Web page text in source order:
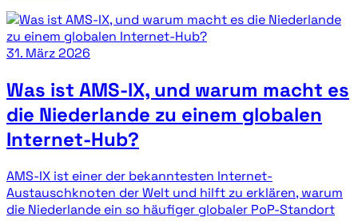
31. März 2026
Was ist AMS-IX, und warum macht es
die Niederlande zu einem globalen
Internet-Hub?
AMS-IX ist einer der bekanntesten Internet-
Austauschknoten der Welt und hilft zu erklären, warum
die Niederlande ein so häufiger globaler PoP-Standort